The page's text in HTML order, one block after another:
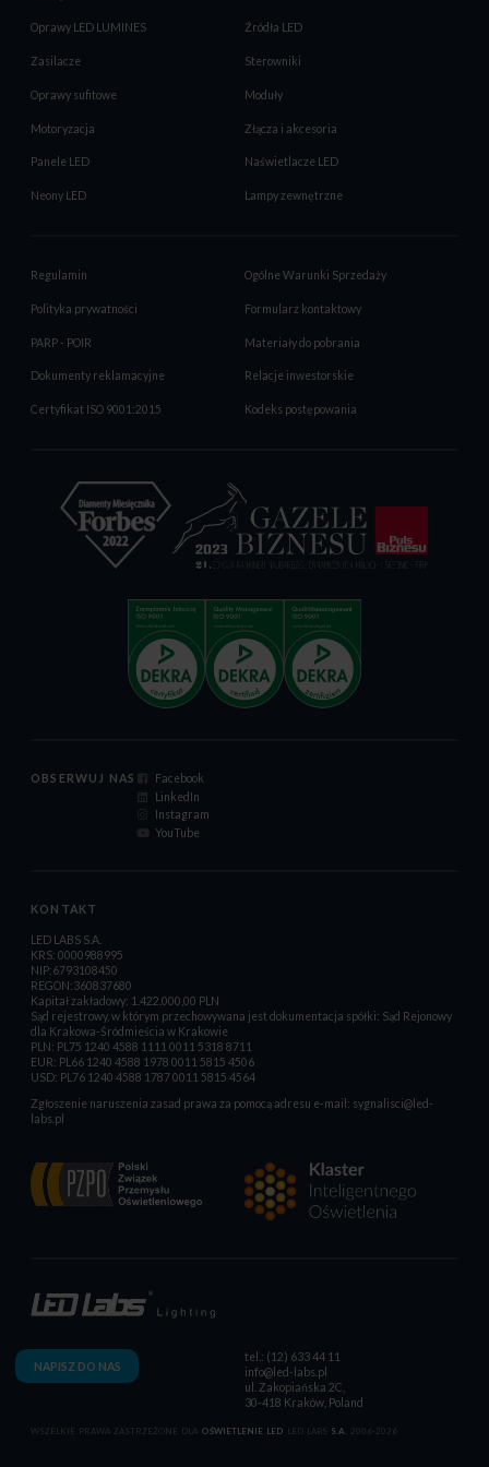
Oprawy LED LUMINES Źródła LED
Zasilacze Sterowniki
Oprawy sufitowe Moduły
Motoryzacja Złącza i akcesoria
Panele LED Naświetlacze LED
Neony LED Lampy zewnętrzne
Regulamin Ogólne Warunki Sprzedaży
Polityka prywatności Formularz kontaktowy
PARP - POIR Materiały do pobrania
Dokumenty reklamacyjne Relacje inwestorskie
Certyfikat ISO 9001:2015 Kodeks postępowania
OBSERWUJ NAS
Facebook
LinkedIn
Instagram
YouTube
KONTAKT
LED LABS S.A.
KRS: 0000988995
NIP:6793108450
REGON:360837680
Kapitał zakładowy: 1.422.000,00 PLN
Sąd rejestrowy, w którym przechowywana jest dokumentacja spółki: Sąd Rejonowy
dla Krakowa-Śródmieścia w Krakowie
PLN: PL75 1240 4588 1111 0011 5318 8711
EUR: PL66 1240 4588 1978 0011 5815 4506
USD: PL76 1240 4588 1787 0011 5815 4564
Zgłoszenie naruszenia zasad prawa za pomocą adresu e-mail: sygnalisci@led-
labs.pl
NAPISZ DO NAS
tel.: (12) 633 44 11
info@led-labs.pl
ul. Zakopiańska 2C,
30-418 Kraków, Poland
WSZELKIE PRAWA ZASTRZEŻONE DLA OŚWIETLENIE LED LED LABS S.A. 2006-2026